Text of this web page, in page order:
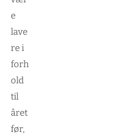
e
lave
re i
forh
old
til
året
før,